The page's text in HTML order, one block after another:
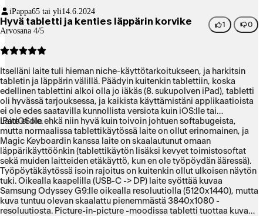
iPappa65 tai yli14.6.2024
Hyvä tabletti ja kenties läppärin korvike
Arvosana 4/5
1 0
Itselläni laite tuli hieman niche-käyttötarkoitukseen, ja harkitsin
tabletin ja läppärin välillä. Päädyin kuitenkin tablettiin, koska
edellinen tablettini alkoi olla jo iäkäs (8. sukupolven iPad), tabletti
oli hyvässä tarjouksessa, ja kaikista käyttämistäni applikaatioista
ei ole edes saatavilla kunnollista versiota kuin iOS:lle tai
iPadOS:lle.
Laite ei ole ehkä niin hyvä kuin toivoin johtuen softabugeista,
mutta normaalissa tablettikäytössä laite on ollut erinomainen, ja
Magic Keyboardin kanssa laite on skaalautunut omaan
läppärikäyttöönkin (tablettikäytön lisäksi kevyet toimistosoftat
sekä muiden laitteiden etäkäyttö, kun en ole työpöydän ääressä).
Työpöytäkäytössä isoin rajoitus on kuitenkin ollut ulkoisen näytön
tuki. Oikealla kaapelilla (USB-C -> DP) laite syöttää kuvaa
Samsung Odyssey G9:lle oikealla resoluutiolla (5120x1440), mutta
kuva tuntuu olevan skaalattu pienemmästä 3840x1080 -
resoluutiosta. Picture-in-picture -moodissa tabletti tuottaa kuvan